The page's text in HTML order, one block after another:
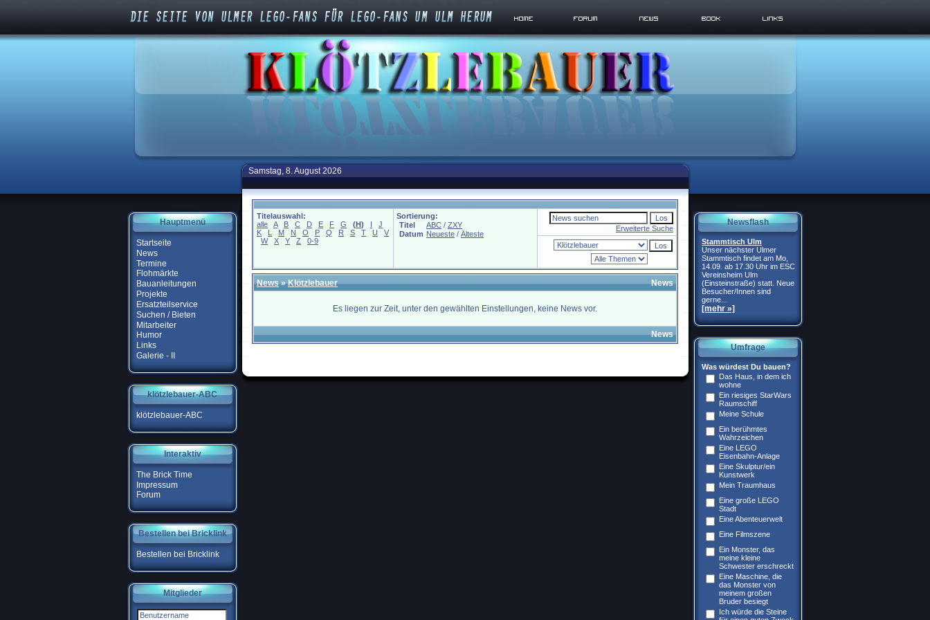
Hauptmenü
Startseite
News
Termine
Flohmärkte
Bauanleitungen
Projekte
Ersatzteilservice
Suchen / Bieten
Mitarbeiter
Humor
Links
Galerie - II
klötzlebauer-ABC
klötzlebauer-ABC
Interaktiv
The Brick Time
Impressum
Forum
Bestellen bei Bricklink
Bestellen bei Bricklink
Mitglieder
Samstag, 8. August 2026
Titelauswahl:
alle
A B C D E F G (H) I
J
K
L M N O P Q R S T U
V
W
X Y Z 0-9
Sortierung:
Titel
ABC / ZXY
Datum Neueste / Älteste
Erweiterte Suche
News»Klötzlebauer News
Es liegen zur Zeit, unter den gewählten Einstellungen, keine News vor.
News
Newsflash
Stammtisch Ulm
Unser nächster Ulmer
Stammtisch findet am Mo,
14.09. ab 17.30 Uhr im ESC
Vereinsheim Ulm
(Einsteinstraße) statt. Neue
Besucher/Innen sind
gerne...
[mehr »]
Umfrage
Was würdest Du bauen?
Das Haus, in dem ich
wohne
Ein riesiges StarWars
Raumschiff
Meine Schule
Ein berühmtes
Wahrzeichen
Eine LEGO
Eisenbahn-Anlage
Eine Skulptur/ein
Kunstwerk
Mein Traumhaus
Eine große LEGO
Stadt
Eine Abenteuerwelt
Eine Filmszene
Ein Monster, das
meine kleine
Schwester erschreckt
Eine Maschine, die
das Monster von
meinem großen
Bruder besiegt
Ich würde die Steine